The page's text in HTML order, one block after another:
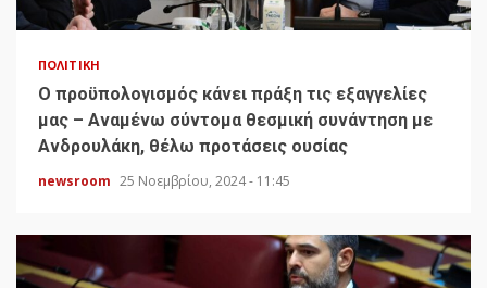
ΠΟΛΙΤΙΚΉ
Ο προϋπολογισμός κάνει πράξη τις εξαγγελίες
μας – Αναμένω σύντομα θεσμική συνάντηση με
Ανδρουλάκη, θέλω προτάσεις ουσίας
newsroom 25 Νοεμβρίου, 2024 - 11:45